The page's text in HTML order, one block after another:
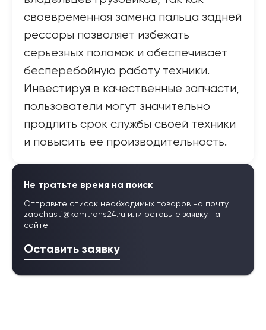
своевременная замена пальца задней
рессоры позволяет избежать
серьезных поломок и обеспечивает
бесперебойную работу техники.
Инвестируя в качественные запчасти,
пользователи могут значительно
продлить срок службы своей техники
и повысить ее производительность.
Не тратьте время на поиск
Отправьте список необходимых товаров на почту
zapchasti@komtrans24.ru или оставьте заявку на
сайте
Оставить заявку